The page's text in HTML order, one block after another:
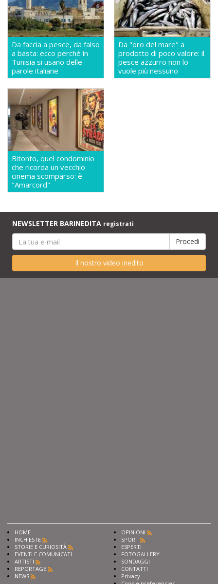
Da faccia a pesce, da falso
a basta: ecco perché in
Tunisia si usano delle
parole italiane
Da "oro del mare" a
prodotto di poco valore: il
pesce azzurro non lo
vuole più nessuno
Bitonto, quel condominio
che ricorda un vecchio
cinema scomparso: è
"Amarcord"
NEWSLETTER BARINEDITA registrati
Il nostro video inedito
HOME
INCHIESTE
STORIE E CURIOSITÀ
EVENTI E COMUNICATI
ARTISTI
REPORTAGE
NEWS
OPINIONI
SPORT
ESPERTI
FOTOGALLERY
SONDAGGI
CONTATTI
Privacy